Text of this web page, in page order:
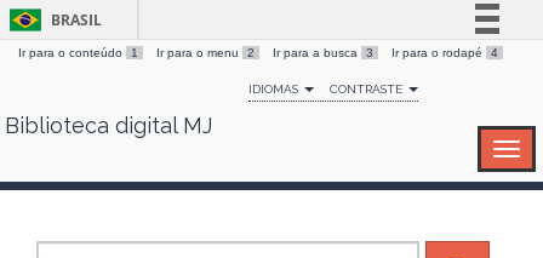
Skip
BRASIL
Simplifique!
Comunica BR
Canais
Ir para o conteúdo 1 Ir para o menu 2 Ir para a busca 3 Ir para o rodapé 4
IDIOMAS CONTRASTE
Biblioteca digital MJ